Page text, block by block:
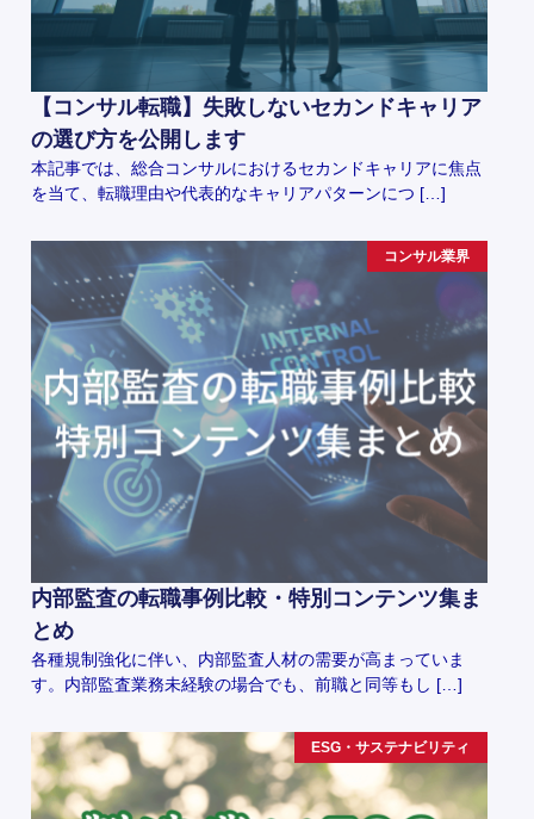
【コンサル転職】失敗しないセカンドキャリア
の選び方を公開します
本記事では、総合コンサルにおけるセカンドキャリアに焦点
を当て、転職理由や代表的なキャリアパターンにつ […]
コンサル業界
内部監査の転職事例比較・特別コンテンツ集ま
とめ
各種規制強化に伴い、内部監査人材の需要が高まっていま
す。内部監査業務未経験の場合でも、前職と同等もし […]
ESG・サステナビリティ